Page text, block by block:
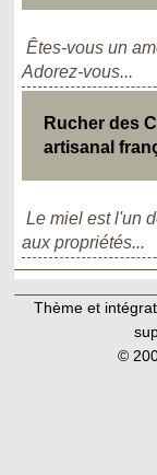
Êtes-vous un
Adorez-vous...
Rucher des
artisanal
Le miel est l'un
aux propriétés...
Thème et
©